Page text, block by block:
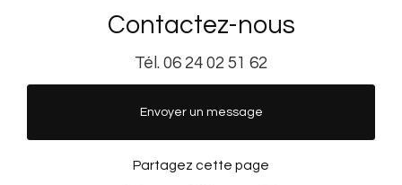
Contactez-nous
Tél. 06 24 02 51 62
Envoyer un message
Partagez cette page